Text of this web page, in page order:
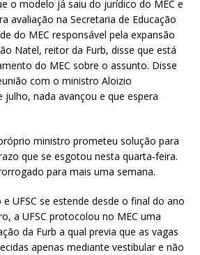
o modelo já saiu do jurídico do MEC e
avaliação na Secretaria de Educação
do MEC responsável pela expansão
Natel, reitor da Furb, disse que está
do MEC sobre o assunto. Disse
com o ministro Aloizio
julho, nada avançou e que espera
ministro prometeu solução para
que se esgotou nesta quarta-feira.
para mais uma semana.
UFSC se estende desde o final do ano
a UFSC protocolou no MEC uma
da Furb a qual previa que as vagas
apenas mediante vestibular e não